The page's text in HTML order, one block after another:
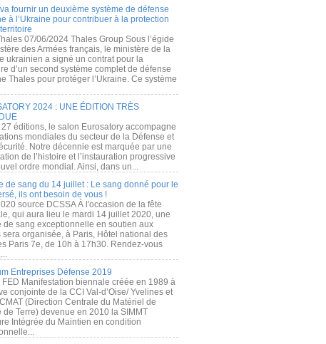
fournir un deuxième système de défense
à l’Ukraine pour contribuer à la protection
07/06/2024 Thales Group Sous l’égide
des Armées français, le ministère de la
ukrainien a signé un contrat pour la
d’un second système complet de défense
Thales pour protéger l’Ukraine. Ce système
2024 : UNE ÉDITION TRÈS
27 éditions, le salon Eurosatory accompagne
mondiales du secteur de la Défense et
Notre décennie est marquée par une
de l’histoire et l’instauration progressive
ordre mondial. Ainsi, dans un...
de sang du 14 juillet : Le sang donné pour le
ils ont besoin de vous !
source DCSSA À l'occasion de la fête
qui aura lieu le mardi 14 juillet 2020, une
de sang exceptionnelle en soutien aux
sera organisée, à Paris, Hôtel national des
Paris 7e, de 10h à 17h30. Rendez-vous
Entreprises Défense 2019
FED Manifestation biennale créée en 1989 à
conjointe de la CCI Val-d’Oise/ Yvelines et
(Direction Centrale du Matériel de
de Terre) devenue en 2010 la SIMMT
Intégrée du Maintien en condition